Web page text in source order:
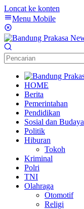
Loncat ke konten
Menu Mobile
HOME
Berita
Pemerintahan
Pendidikan
Sosial dan Budaya
Politik
Hiburan
Tokoh
Kriminal
Polri
TNI
Olahraga
Otomotif
Religi